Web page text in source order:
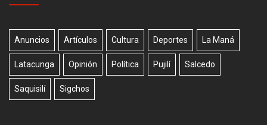
Anuncios Artículos Cultura Deportes La Maná
Latacunga Opinión Política Pujilí Salcedo
Saquisilí Sigchos